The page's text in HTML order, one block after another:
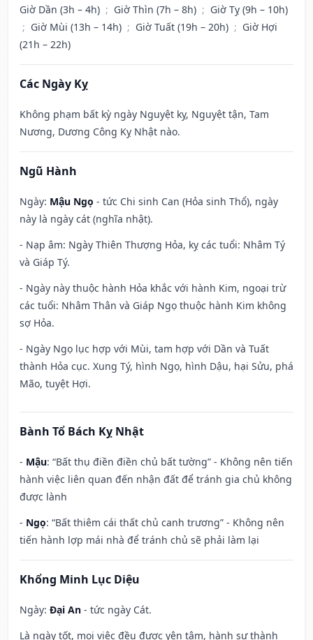
Giờ Dần (3h – 4h) ; Giờ Thìn (7h – 8h) ; Giờ Tỵ (9h – 10h)
; Giờ Mùi (13h – 14h) ; Giờ Tuất (19h – 20h) ; Giờ Hợi
(21h – 22h)
Các Ngày Kỵ
Không phạm bất kỳ ngày Nguyệt kỵ, Nguyệt tận, Tam
Nương, Dương Công Kỵ Nhật nào.
Ngũ Hành
Ngày: Mậu Ngọ - tức Chi sinh Can (Hỏa sinh Thổ), ngày
này là ngày cát (nghĩa nhật).
- Nạp âm: Ngày Thiên Thượng Hỏa, kỵ các tuổi: Nhâm Tý
và Giáp Tý.
- Ngày này thuộc hành Hỏa khắc với hành Kim, ngoại trừ
các tuổi: Nhâm Thân và Giáp Ngọ thuộc hành Kim không
sợ Hỏa.
- Ngày Ngọ lục hợp với Mùi, tam hợp với Dần và Tuất
thành Hỏa cục. Xung Tý, hình Ngọ, hình Dậu, hại Sửu, phá
Mão, tuyệt Hợi.
Bành Tổ Bách Kỵ Nhật
- Mậu: “Bất thụ điền điền chủ bất tường” - Không nên tiến
hành việc liên quan đến nhận đất để tránh gia chủ không
được lành
- Ngọ: “Bất thiêm cái thất chủ canh trương” - Không nên
tiến hành lợp mái nhà để tránh chủ sẽ phải làm lại
Khổng Minh Lục Diệu
Ngày: Đại An - tức ngày Cát.
Là ngày tốt, mọi việc đều được yên tâm, hành sự thành